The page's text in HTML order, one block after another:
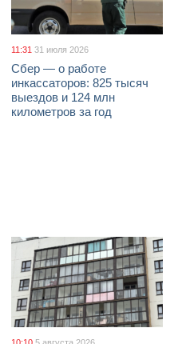
11:31 31 июля 2026
Сбер — о работе
инкассаторов: 825 тысяч
выездов и 124 млн
километров за год